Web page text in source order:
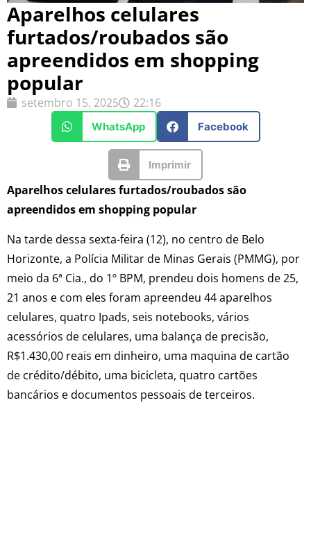
Aparelhos celulares
furtados/roubados são
apreendidos em shopping
popular
setembro 15, 2025 22:16
WhatsApp Facebook
Imprimir
Aparelhos celulares furtados/roubados são
apreendidos em shopping popular
Na tarde dessa sexta-feira (12), no centro de Belo
Horizonte, a Polícia Militar de Minas Gerais (PMMG), por
meio da 6ª Cia., do 1º BPM, prendeu dois homens de 25,
21 anos e com eles foram apreendeu 44 aparelhos
celulares, quatro Ipads, seis notebooks, vários
acessórios de celulares, uma balança de precisão,
R$1.430,00 reais em dinheiro, uma maquina de cartão
de crédito/débito, uma bicicleta, quatro cartões
bancários e documentos pessoais de terceiros.